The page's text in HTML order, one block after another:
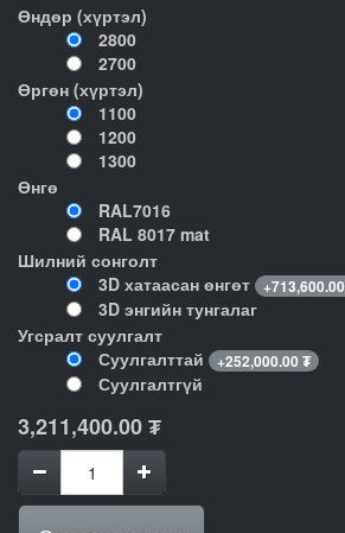
Өндөр (хүртэл)
2800
2700
Өргөн (хүртэл)
1100
1200
1300
Өнгө
RAL7016
RAL 8017 mat
Шилний сонголт
3D хатаасан өнгөт
+713,600.00
3D энгийн тунгалаг
Угсралт суулгалт
Суулгалттай
+252,000.00 ₮
Суулгалтгүй
3,211,400.00₮